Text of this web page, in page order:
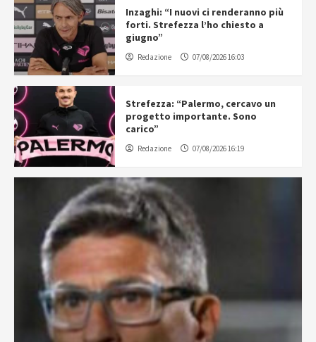
Inzaghi: “I nuovi ci renderanno più
forti. Strefezza l’ho chiesto a
giugno”
Redazione 07/08/2026 16:03
Strefezza: “Palermo, cercavo un
progetto importante. Sono
carico”
Redazione 07/08/2026 16:19